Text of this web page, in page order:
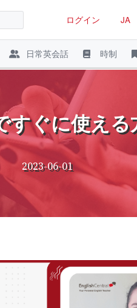
ログイン JA
日常英会話 時制
すぐに使え
2023-06-01